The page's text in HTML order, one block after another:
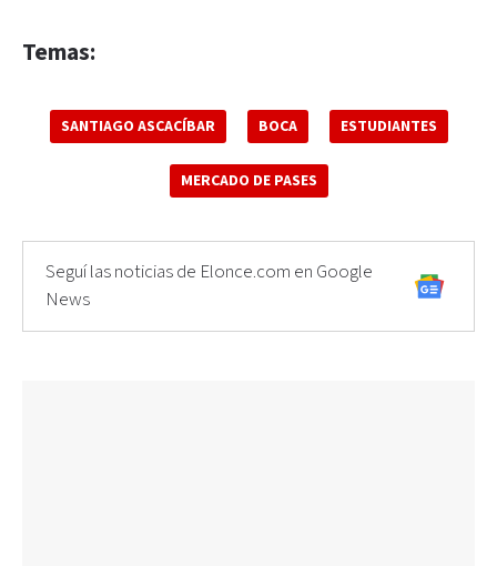
Temas:
SANTIAGO ASCACÍBAR BOCA ESTUDIANTES
MERCADO DE PASES
Seguí las noticias de Elonce.com en Google
News